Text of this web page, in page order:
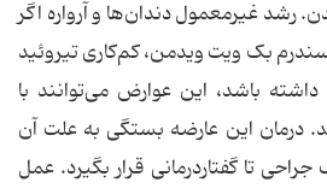
غیرمعمول دندان‌ها و آرواره اگر
بک ویت ویدمن، کم‌کاری تیروئید
باشد، این عوارض می‌توانند با
درمان این عارضه بستگی به علت آن
تا گفتاردرمانی قرار بگیرد. عمل